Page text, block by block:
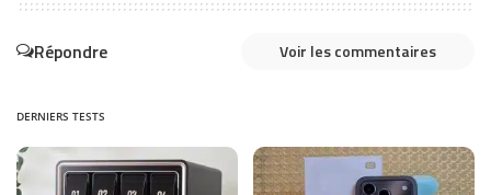
Répondre Voir les commentaires
DERNIERS TESTS